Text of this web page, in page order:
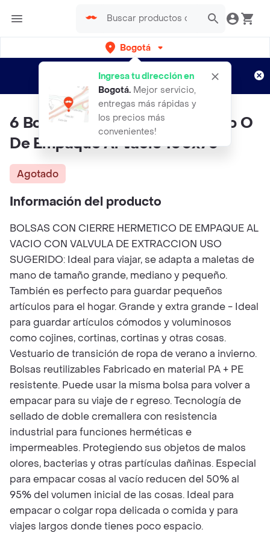
Bogotá
Ingresa tu dirección en
Bogotá. Mejor servicio,
entregas más rápidas y
los precios más
convenientes!
envíos gratis por semanas
Aplican TyC
6 Bolsas Ahorradora De Espacio O
De Empaque Al Vacio 100x70
Agotado
Información del producto
BOLSAS CON CIERRE HERMETICO DE EMPAQUE AL
VACIO CON VALVULA DE EXTRACCION USO
SUGERIDO: Ideal para viajar, se adapta a maletas de
mano de tamaño grande, mediano y pequeño.
También es perfecto para guardar pequeños
artículos para el hogar. Grande y extra grande - Ideal
para guardar artículos cómodos y voluminosos
como cojines, cortinas, cortinas y otras cosas.
Vestuario de transición de ropa de verano a invierno.
Bolsas reutilizables Fabricado en material PA + PE
resistente. Puede usar la misma bolsa para volver a
empacar para su viaje de r egreso. Tecnología de
sellado de doble cremallera con resistencia
industrial para funciones herméticas e
impermeables. Protegiendo sus objetos de malos
olores, bacterias y otras partículas dañinas. Especial
para empacar cosas al vacío reducen del 50% al
95% del volumen inicial de las cosas. Ideal para
empacar o colgar ropa delicada o comida y para
viajes largos donde tienes poco espacio.